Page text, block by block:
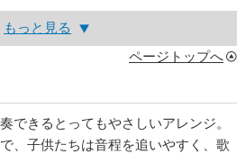
もっと見る
ページトップへ
できるとってもやさしいアレンジ。
、子供たちは音程を追いやすく、歌